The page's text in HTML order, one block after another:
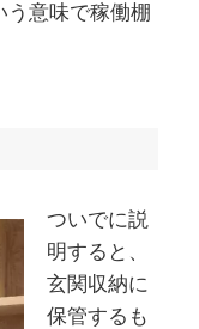
う意味で稼働棚
ついでに説
明すると、
玄関収納に
保管するも